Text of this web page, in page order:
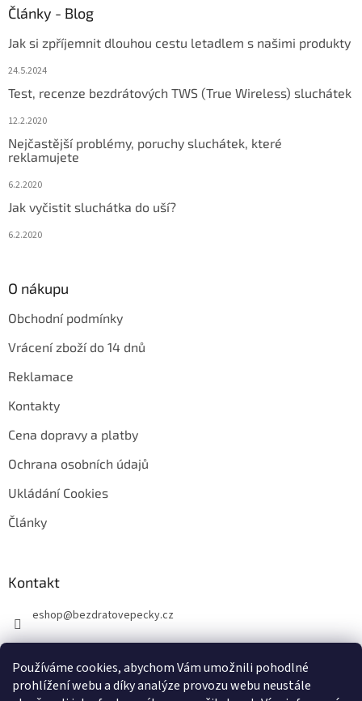
Používáme cookies, abychom Vám umožnili pohodlné
prohlížení webu a díky analýze provozu webu neustále
Články - Blog
Jak si zpříjemnit dlouhou cestu letadlem s našimi produkty
24.5.2024
Test, recenze bezdrátových TWS (True Wireless) sluchátek
12.2.2020
Nejčastější problémy, poruchy sluchátek, které
reklamujete
6.2.2020
Jak vyčistit sluchátka do uší?
6.2.2020
O nákupu
Obchodní podmínky
Vrácení zboží do 14 dnů
Reklamace
Kontakty
Cena dopravy a platby
Ochrana osobních údajů
Ukládání Cookies
Články
Kontakt
eshop@bezdratovepecky.cz